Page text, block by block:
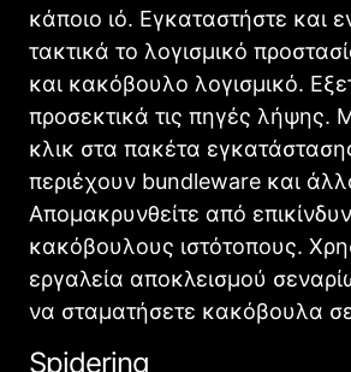
κάποιο ιό. Εγκαταστήστε και
τακτικά το λογισμικό
και κακόβουλο λογισμικό.
προσεκτικά τις πηγές λήψης.
κλικ στα πακέτα
περιέχουν bundleware και
Απομακρυνθείτε από
κακόβουλους ιστότοπους.
εργαλεία αποκλεισμού
να σταματήσετε κακόβουλα
Spidering